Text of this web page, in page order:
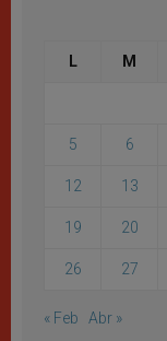
L M
5 6
12 13
19 20
26 27
« Feb Abr »